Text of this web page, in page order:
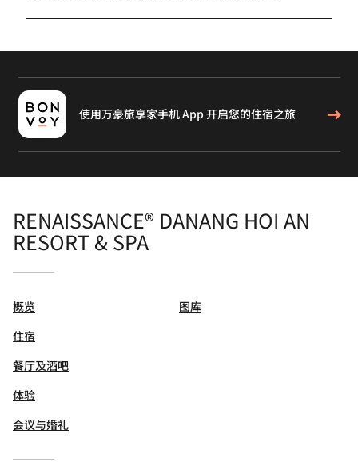
使用万豪旅享家手机 App 开启您的住宿之旅
RENAISSANCE® DANANG HOI AN
RESORT & SPA
概览
住宿
餐厅及酒吧
体验
会议与婚礼
图库